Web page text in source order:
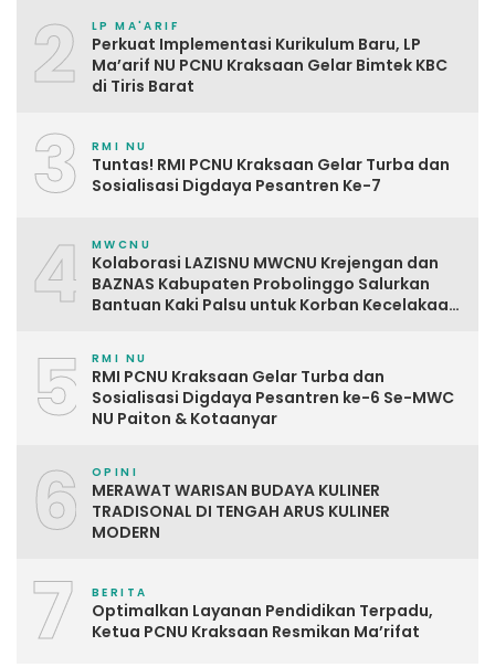
2 LP MA'ARIF
Perkuat Implementasi Kurikulum Baru, LP
Ma’arif NU PCNU Kraksaan Gelar Bimtek KBC
di Tiris Barat
3 RMI NU
Tuntas! RMI PCNU Kraksaan Gelar Turba dan
Sosialisasi Digdaya Pesantren Ke-7
4 MWCNU
Kolaborasi LAZISNU MWCNU Krejengan dan
BAZNAS Kabupaten Probolinggo Salurkan
Bantuan Kaki Palsu untuk Korban Kecelakaan
5 RMI NU
RMI PCNU Kraksaan Gelar Turba dan
Sosialisasi Digdaya Pesantren ke-6 Se-MWC
NU Paiton & Kotaanyar
6 OPINI
MERAWAT WARISAN BUDAYA KULINER
TRADISONAL DI TENGAH ARUS KULINER
MODERN
7 BERITA
Optimalkan Layanan Pendidikan Terpadu,
Ketua PCNU Kraksaan Resmikan Ma’rifat